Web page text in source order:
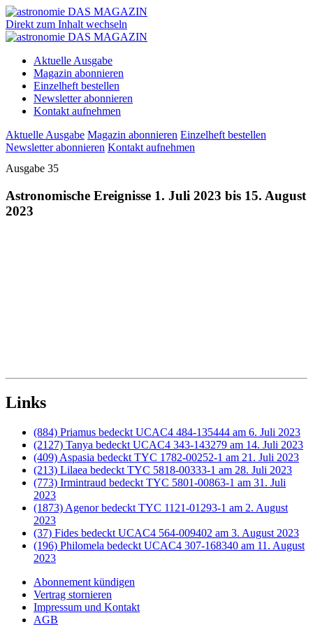
Direkt zum Inhalt wechseln
Aktuelle Ausgabe
Magazin abonnieren
Einzelheft bestellen
Newsletter abonnieren
Kontakt aufnehmen
Aktuelle Ausgabe Magazin abonnieren Einzelheft bestellen
Newsletter abonnieren Kontakt aufnehmen
Ausgabe 35
Astronomische Ereignisse 1. Juli 2023 bis 15. August
2023
Links
(884) Priamus bedeckt UCAC4 484-135444 am 6. Juli 2023
(2127) Tanya bedeckt UCAC4 343-143279 am 14. Juli 2023
(409) Aspasia bedeckt TYC 1782-00252-1 am 21. Juli 2023
(213) Lilaea bedeckt TYC 5818-00333-1 am 28. Juli 2023
(773) Irmintraud bedeckt TYC 5801-00863-1 am 31. Juli
2023
(1873) Agenor bedeckt TYC 1121-01293-1 am 2. August
2023
(37) Fides bedeckt UCAC4 564-009402 am 3. August 2023
(196) Philomela bedeckt UCAC4 307-168340 am 11. August
2023
Abonnement kündigen
Vertrag stornieren
Impressum und Kontakt
AGB